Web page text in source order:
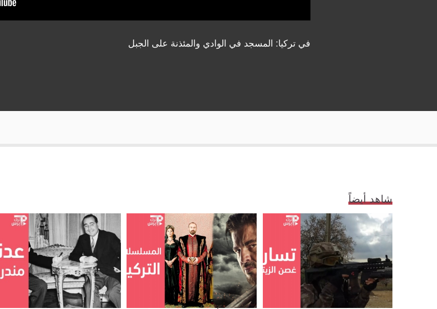
في تركيا: المسجد في الوادي والمئذنة على الجبل
شاهد أيضاً